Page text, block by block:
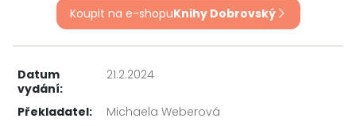
Koupit na e-shopuKnihy Dobrovský
Datum
vydání:
21.2.2024
Překladatel:
Michaela Weberová